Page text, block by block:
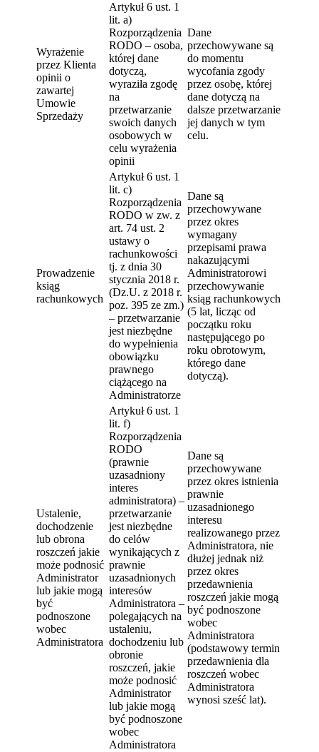
Wyrażenie
przez Klienta
opinii o
zawartej
Umowie
Sprzedaży
Artykuł 6 ust. 1
lit. a)
Rozporządzenia
RODO – osoba,
której dane
dotyczą,
wyraziła zgodę
na
przetwarzanie
swoich danych
osobowych w
celu wyrażenia
opinii
Dane
przechowywane są
do momentu
wycofania zgody
przez osobę, której
dane dotyczą na
dalsze przetwarzanie
jej danych w tym
celu.
Prowadzenie
ksiąg
rachunkowych
Artykuł 6 ust. 1
lit. c)
Rozporządzenia
RODO w zw. z
art. 74 ust. 2
ustawy o
rachunkowości
tj. z dnia 30
stycznia 2018 r.
(Dz.U. z 2018 r.
poz. 395 ze zm.)
– przetwarzanie
jest niezbędne
do wypełnienia
obowiązku
prawnego
ciążącego na
Administratorze
Dane są
przechowywane
przez okres
wymagany
przepisami prawa
nakazującymi
Administratorowi
przechowywanie
ksiąg rachunkowych
(5 lat, licząc od
początku roku
następującego po
roku obrotowym,
którego dane
dotyczą).
Ustalenie,
dochodzenie
lub obrona
roszczeń jakie
może podnosić
Administrator
lub jakie mogą
być
podnoszone
wobec
Administratora
Artykuł 6 ust. 1
lit. f)
Rozporządzenia
RODO
(prawnie
uzasadniony
interes
administratora) –
przetwarzanie
jest niezbędne
do celów
wynikających z
prawnie
uzasadnionych
interesów
Administratora –
polegających na
ustaleniu,
dochodzeniu lub
obronie
roszczeń, jakie
może podnosić
Administrator
lub jakie mogą
być podnoszone
wobec
Administratora
Dane są
przechowywane
przez okres istnienia
prawnie
uzasadnionego
interesu
realizowanego przez
Administratora, nie
dłużej jednak niż
przez okres
przedawnienia
roszczeń jakie mogą
być podnoszone
wobec
Administratora
(podstawowy termin
przedawnienia dla
roszczeń wobec
Administratora
wynosi sześć lat).